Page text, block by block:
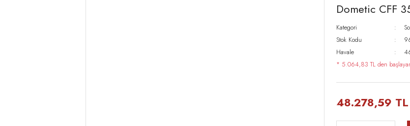
Dometic CFF
Kategori
Stok Kodu
Havale
* 5.064,83 TL den
48.278,59 TL